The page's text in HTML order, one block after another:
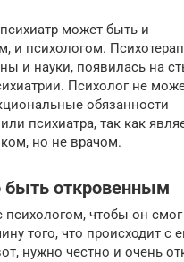
может быть и
и психологом.
и науки, появилась на
Психолог не
обязанности
психиатра, так как
но не врачом.
быть откровенным
психологом, чтобы он
того, что происходит с
нужно честно и очень